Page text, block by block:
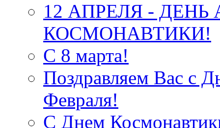
12 АПРЕЛЯ -
КОСМОНАВТИКИ!
С 8 марта!
Поздравляем Вас с
Февраля!
С Днем